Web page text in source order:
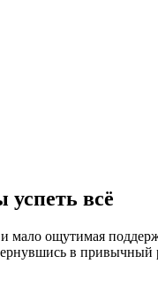
всё
мало ощутимая
в